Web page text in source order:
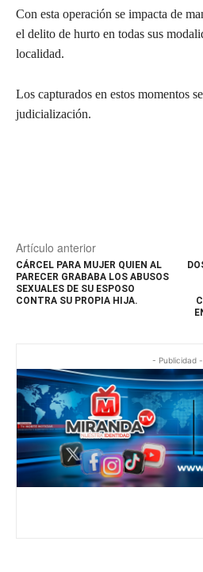
Con esta operación se impacta de
el delito de hurto en todas sus
localidad.
Los capturados en estos momentos
judicialización.
Artículo anterior
CÁRCEL PARA MUJER QUIEN AL
PARECER GRABABA LOS ABUSOS
SEXUALES DE SU ESPOSO
CONTRA SU PROPIA HIJA.
- Publicidad -